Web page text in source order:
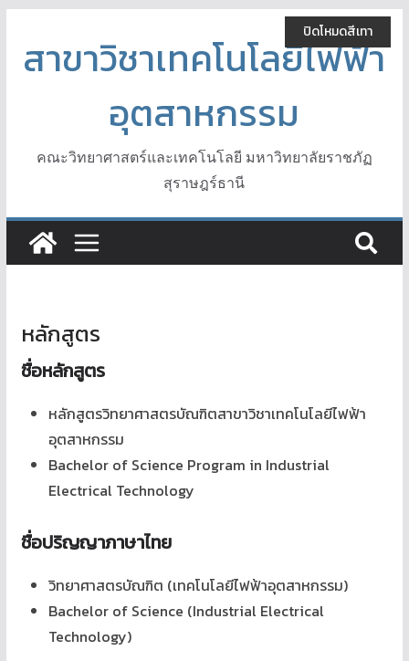
content
สาขาวิชาเทคโนโลยีไฟฟ้า
อุตสาหกรรม
คณะวิทยาศาสตร์และเทคโนโลยี มหาวิทยาลัยราชภัฏ
สุราษฎร์ธานี
หลักสูตร
ชื่อหลักสูตร
หลักสูตรวิทยาศาสตรบัณฑิตสาขาวิชาเทคโนโลยีไฟฟ้า
อุตสาหกรรม
Bachelor of Science Program in Industrial
Electrical Technology
ชื่อปริญญาภาษาไทย
วิทยาศาสตรบัณฑิต (เทคโนโลยีไฟฟ้าอุตสาหกรรม)
Bachelor of Science (Industrial Electrical
Technology)
ปิดโหมดสีเทา